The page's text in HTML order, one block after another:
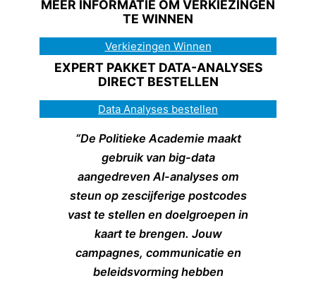
MEER INFORMATIE OM VERKIEZINGEN
TE WINNEN
Verkiezingen Winnen
EXPERT PAKKET DATA-ANALYSES
DIRECT BESTELLEN
Data Analyses bestellen
“De Politieke Academie maakt
gebruik van big-data
aangedreven AI-analyses om
steun op zescijferige postcodes
vast te stellen en doelgroepen in
kaart te brengen. Jouw
campagnes, communicatie en
beleidsvorming hebben